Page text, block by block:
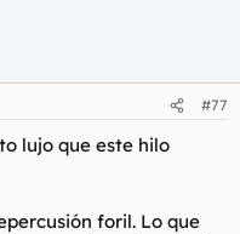
#77
lujo que este hilo
foril. Lo que